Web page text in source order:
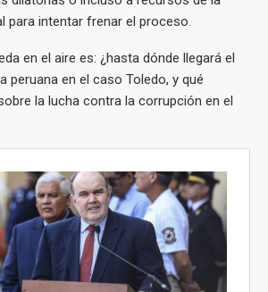
para intentar frenar el proceso.
en el aire es: ¿hasta dónde llegará el
peruana en el caso Toledo, y qué
la lucha contra la corrupción en el